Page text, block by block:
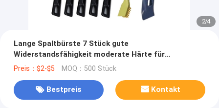
2/4
Lange Spaltbürste 7 Stück gute
Widerstandsfähigkeit moderate Härte für
Küchenfliesen Badezimmer Bodenfliesen
Preis：$2-$5 MOQ：500 Stück
Bestpreis Kontakt